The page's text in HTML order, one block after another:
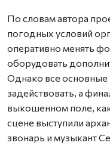
По словам автора
погодных условий
оперативно менять
оборудовать
Однако все
задействовать, а
выкошенном поле,
сцене выступили
звонарь и музыкант